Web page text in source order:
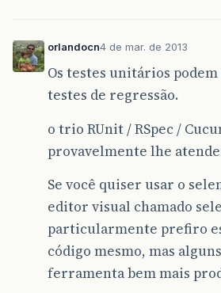
orlandocn4 de mar. de 2013
Os testes unitários podem
testes de regressão.
o trio RUnit / RSpec /
provavelmente lhe
Se você quiser usar o
editor visual chamado
particularmente prefiro
código mesmo, mas
ferramenta bem mais